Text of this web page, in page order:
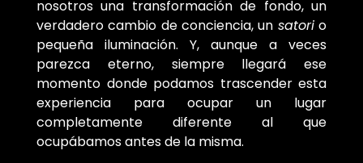
nosotros una transformación de fondo, un
verdadero cambio de conciencia, un satorio
pequeña iluminación. Y, aunque a veces
parezca eterno, siempre llegará ese
momento donde podamos trascender esta
experiencia para ocupar un lugar
completamente diferente al que
ocupábamos antes de la misma.